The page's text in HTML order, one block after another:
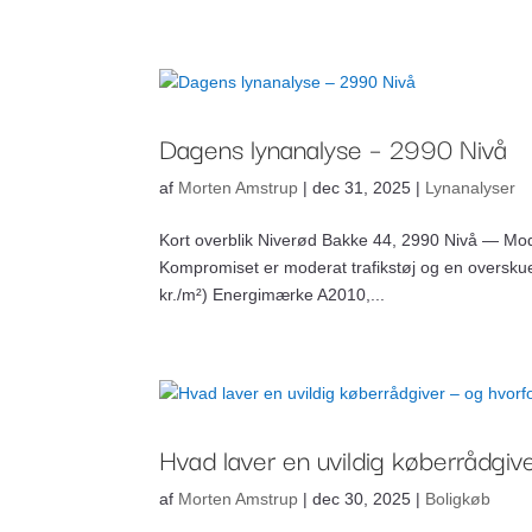
Dagens lynanalyse – 2990 Nivå
af Morten Amstrup |dec 31, 2025 | Lynanalyser
Kort overblik Niverød Bakke 44, 2990 Nivå —
Kompromiset er moderat trafikstøj og en
kr./m²) Energimærke A2010,...
Hvad laver en uvildig
af Morten Amstrup |dec 30, 2025 | Boligkøb